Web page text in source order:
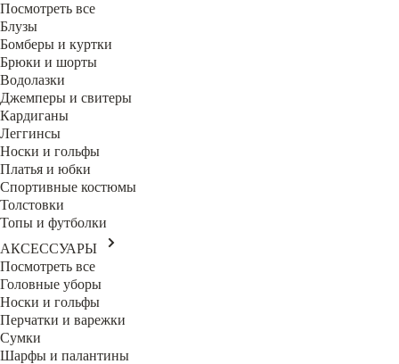
Посмотреть все
Блузы
Бомберы и куртки
Брюки и шорты
Водолазки
Джемперы и свитеры
Кардиганы
Леггинсы
Носки и гольфы
Платья и юбки
Спортивные костюмы
Толстовки
Топы и футболки
АКСЕССУАРЫ
Посмотреть все
Головные уборы
Носки и гольфы
Перчатки и варежки
Сумки
Шарфы и палантины